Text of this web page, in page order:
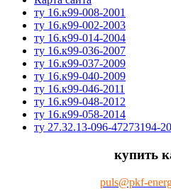
ту 16.к99-008-2001
ту 16.к99-002-2003
ту 16.к99-014-2004
ту 16.к99-036-2007
ту 16.к99-037-2009
ту 16.к99-040-2009
ту 16.к99-046-2011
ту 16.к99-048-2012
ту 16.к99-058-2014
ту 27.32.13-096-47273194-
купить
puls@pkf-